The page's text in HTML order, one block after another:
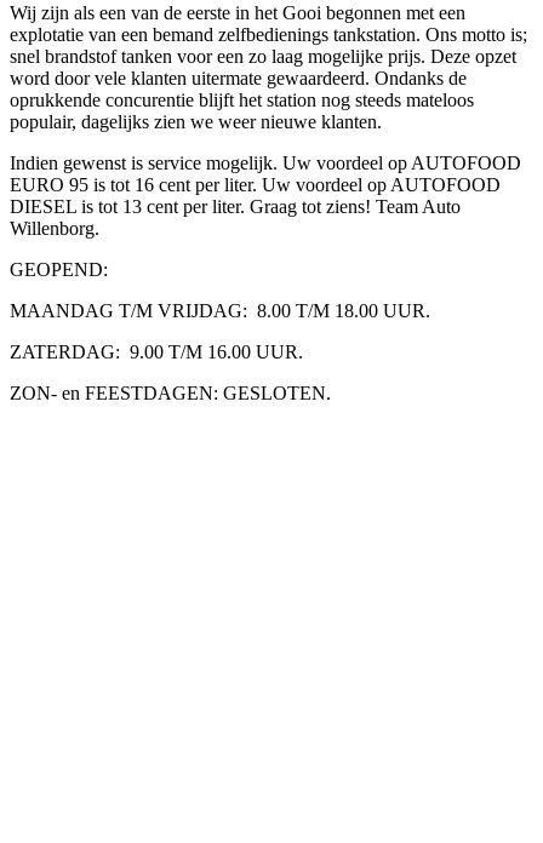
Wij zijn als een van de eerste in het Gooi begonnen met een
explotatie van een bemand zelfbedienings tankstation. Ons motto is;
snel brandstof tanken voor een zo laag mogelijke prijs. Deze opzet
word door vele klanten uitermate gewaardeerd. Ondanks de
oprukkende concurentie blijft het station nog steeds mateloos
populair, dagelijks zien we weer nieuwe klanten.
Indien gewenst is service mogelijk. Uw voordeel op AUTOFOOD
EURO 95 is tot 16 cent per liter. Uw voordeel op AUTOFOOD
DIESEL is tot 13 cent per liter. Graag tot ziens! Team Auto
Willenborg.
GEOPEND:
MAANDAG T/M VRIJDAG: 8.00 T/M 18.00 UUR.
ZATERDAG: 9.00 T/M 16.00 UUR.
ZON- en FEESTDAGEN: GESLOTEN.